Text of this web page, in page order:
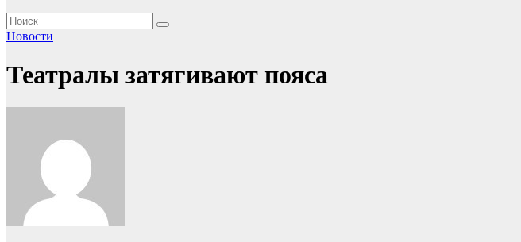
Новости
Театралы затягивают пояса